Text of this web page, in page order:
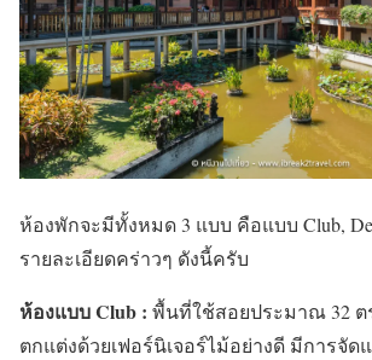
ห้องพักจะมีทั้งหมด 3 แบบ คือแบบ Club,
รายละเอียดคร่าวๆ ดังนี้ครับ
ห้องแบบ Club : พื้นที่ใช้สอยประมาณ 32 ต
ตกแต่งด้วยเฟอร์นิเจอร์ไม้อย่างดี มีการจัด